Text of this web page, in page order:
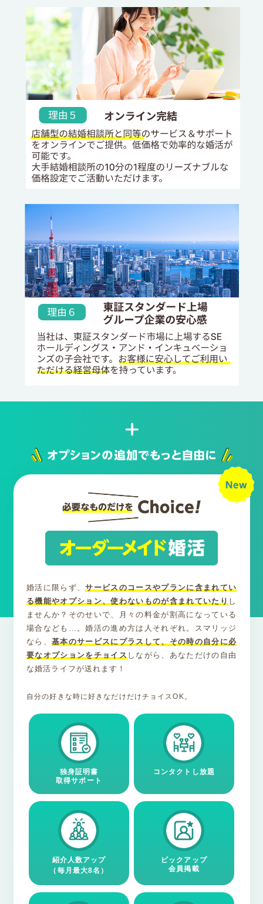
婚活に限らず、サービスのコースやプランに含まれてい
る機能やオプション、使わないものが含まれていたりし
ませんか？そのせいで、月々の料金が割高になっている
場合なども…。婚活の進め方は人それぞれ。スマリッジ
なら、 基本のサービスにプラスして、その時の自分に必
要なオプションをチョイスしながら、あなただけの自由
な婚活ライフが送れます！
自分の好きな時に好きなだけだけチョイスOK。
独身証明書
取得サポート
コンタクトし放題
紹介人数アップ
（毎月最大8名）
ピックアップ
会員掲載